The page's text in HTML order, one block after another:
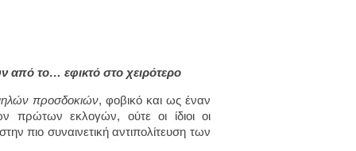
από το… εφικτό στο χειρότερο
προσδοκιών, φοβικό και ως έναν
πρώτων εκλογών, ούτε οι ίδιοι οι
πιο συναινετική αντιπολίτευση των